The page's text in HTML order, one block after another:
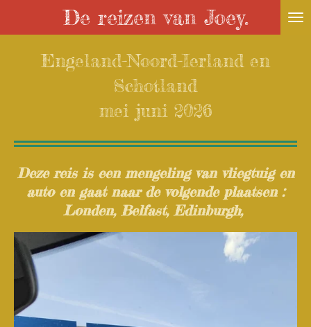
direct
De reizen van Joey.
Engeland-Noord-Ierland en
Schotland
mei juni 2026
Deze reis is een mengeling van vliegtuig en
auto en gaat naar de volgende plaatsen :
Londen, Belfast, Edinburgh,